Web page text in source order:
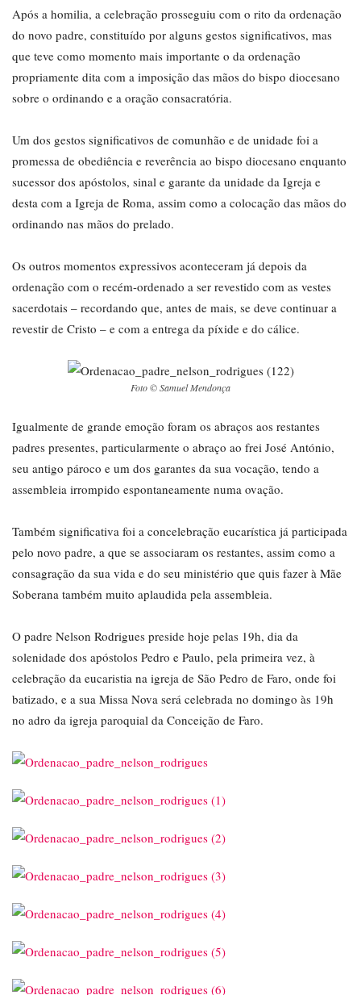
Após a homilia, a celebração prosseguiu com o rito da ordenação
do novo padre, constituído por alguns gestos significativos, mas
que teve como momento mais importante o da ordenação
propriamente dita com a imposição das mãos do bispo diocesano
sobre o ordinando e a oração consacratória.
Um dos gestos significativos de comunhão e de unidade foi a
promessa de obediência e reverência ao bispo diocesano enquanto
sucessor dos apóstolos, sinal e garante da unidade da Igreja e
desta com a Igreja de Roma, assim como a colocação das mãos do
ordinando nas mãos do prelado.
Os outros momentos expressivos aconteceram já depois da
ordenação com o recém-ordenado a ser revestido com as vestes
sacerdotais – recordando que, antes de mais, se deve continuar a
revestir de Cristo – e com a entrega da píxide e do cálice.
Foto © Samuel Mendonça
Igualmente de grande emoção foram os abraços aos restantes
padres presentes, particularmente o abraço ao frei José António,
seu antigo pároco e um dos garantes da sua vocação, tendo a
assembleia irrompido espontaneamente numa ovação.
Também significativa foi a concelebração eucarística já participada
pelo novo padre, a que se associaram os restantes, assim como a
consagração da sua vida e do seu ministério que quis fazer à Mãe
Soberana também muito aplaudida pela assembleia.
O padre Nelson Rodrigues preside hoje pelas 19h, dia da
solenidade dos apóstolos Pedro e Paulo, pela primeira vez, à
celebração da eucaristia na igreja de São Pedro de Faro, onde foi
batizado, e a sua Missa Nova será celebrada no domingo às 19h
no adro da igreja paroquial da Conceição de Faro.